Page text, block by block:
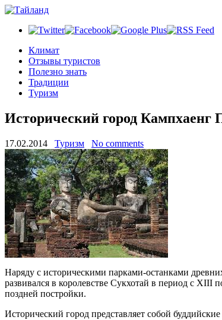
Климат
Отзывы туристов
Полезно знать
Традиции
Туризм
Исторический город Кампхаенг
17.02.2014 Туризм No comments
Наряду с историческими парками-останками
развивался в королевстве Сукхотай в период с XIII
поздней постройки.
Исторический город представляет собой